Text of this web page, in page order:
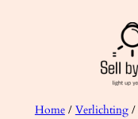
Home/ Verlichting/